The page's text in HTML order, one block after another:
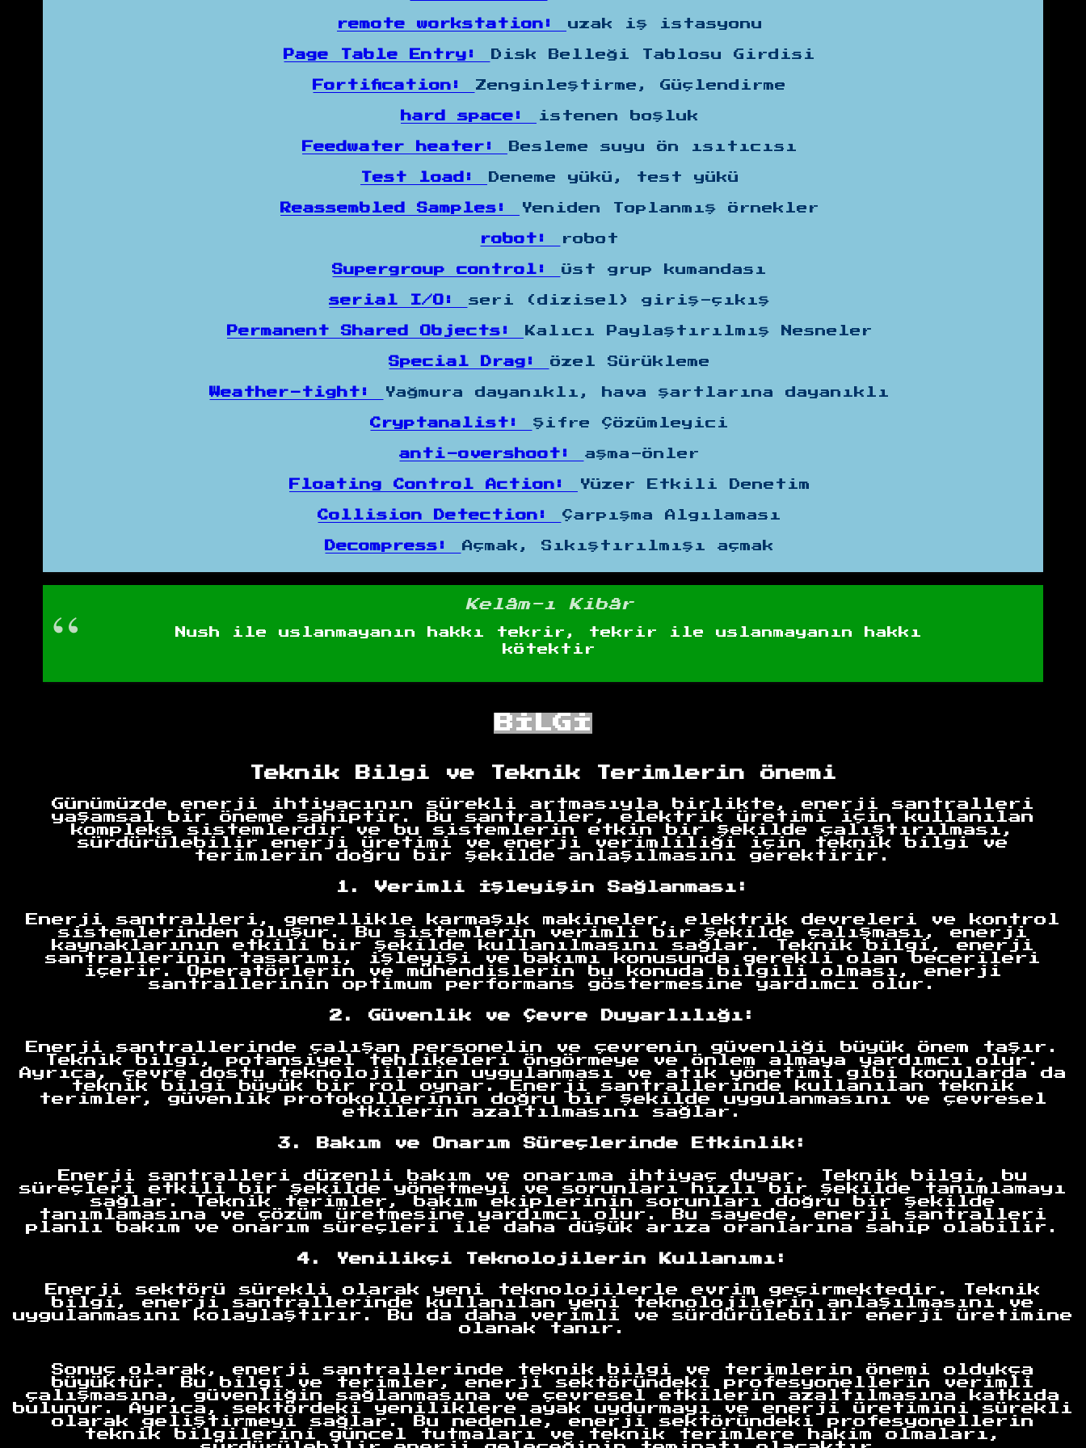
remote workstation: uzak iş istasyonu
Page Table Entry: Disk Belleği Tablosu Girdisi
Fortification: Zenginleştirme, Güçlendirme
hard space: istenen boşluk
Feedwater heater: Besleme suyu ön ısıtıcısı
Test load: Deneme yükü, test yükü
Reassembled Samples: Yeniden Toplanmış Örnekler
robot: robot
Supergroup control: Üst grup kumandası
serial I/O: seri (dizisel) giriş-çıkış
Permanent Shared Objects: Kalıcı Paylaştırılmış Nesneler
Special Drag: Özel Sürükleme
Weather-tight: Yağmura dayanıklı, hava şartlarına dayanıklı
Cryptanalist: Şifre Çözümleyici
anti-overshoot: aşma-önler
Floating Control Action: Yüzer Etkili Denetim
Collision Detection: Çarpışma Algılaması
Decompress: Açmak, Sıkıştırılmışı açmak
Kelâm-ı Kibâr
Nush ile uslanmayanın hakkı tekrir, tekrir ile uslanmayanın hakkı
kötektir
BİLGİ
Teknik Bilgi ve Teknik Terimlerin Önemi
Günümüzde enerji ihtiyacının sürekli artmasıyla birlikte, enerji santralleri
yaşamsal bir öneme sahiptir. Bu santraller, elektrik üretimi için kullanılan
kompleks sistemlerdir ve bu sistemlerin etkin bir şekilde çalıştırılması,
sürdürülebilir enerji üretimi ve enerji verimliliği için teknik bilgi ve
terimlerin doğru bir şekilde anlaşılmasını gerektirir.
1. Verimli İşleyişin Sağlanması:
Enerji santralleri, genellikle karmaşık makineler, elektrik devreleri ve kontrol
sistemlerinden oluşur. Bu sistemlerin verimli bir şekilde çalışması, enerji
kaynaklarının etkili bir şekilde kullanılmasını sağlar. Teknik bilgi, enerji
santrallerinin tasarımı, işleyişi ve bakımı konusunda gerekli olan becerileri
içerir. Operatörlerin ve mühendislerin bu konuda bilgili olması, enerji
santrallerinin optimum performans göstermesine yardımcı olur.
2. Güvenlik ve Çevre Duyarlılığı:
Enerji santrallerinde çalışan personelin ve çevrenin güvenliği büyük önem taşır.
Teknik bilgi, potansiyel tehlikeleri öngörmeye ve önlem almaya yardımcı olur.
Ayrıca, çevre dostu teknolojilerin uygulanması ve atık yönetimi gibi konularda da
teknik bilgi büyük bir rol oynar. Enerji santrallerinde kullanılan teknik
terimler, güvenlik protokollerinin doğru bir şekilde uygulanmasını ve çevresel
etkilerin azaltılmasını sağlar.
3. Bakım ve Onarım Süreçlerinde Etkinlik:
Enerji santralleri düzenli bakım ve onarıma ihtiyaç duyar. Teknik bilgi, bu
süreçleri etkili bir şekilde yönetmeyi ve sorunları hızlı bir şekilde tanımlamayı
sağlar. Teknik terimler, bakım ekiplerinin sorunları doğru bir şekilde
tanımlamasına ve çözüm üretmesine yardımcı olur. Bu sayede, enerji santralleri
planlı bakım ve onarım süreçleri ile daha düşük arıza oranlarına sahip olabilir.
4. Yenilikçi Teknolojilerin Kullanımı:
Enerji sektörü sürekli olarak yeni teknolojilerle evrim geçirmektedir. Teknik
bilgi, enerji santrallerinde kullanılan yeni teknolojilerin anlaşılmasını ve
uygulanmasını kolaylaştırır. Bu da daha verimli ve sürdürülebilir enerji üretimine
olanak tanır.
Sonuç olarak, enerji santrallerinde teknik bilgi ve terimlerin önemi oldukça
büyüktür. Bu bilgi ve terimler, enerji sektöründeki profesyonellerin verimli
çalışmasına, güvenliğin sağlanmasına ve çevresel etkilerin azaltılmasına katkıda
bulunur. Ayrıca, sektördeki yeniliklere ayak uydurmayı ve enerji üretimini sürekli
olarak geliştirmeyi sağlar. Bu nedenle, enerji sektöründeki profesyonellerin
teknik bilgilerini güncel tutmaları ve teknik terimlere hakim olmaları,